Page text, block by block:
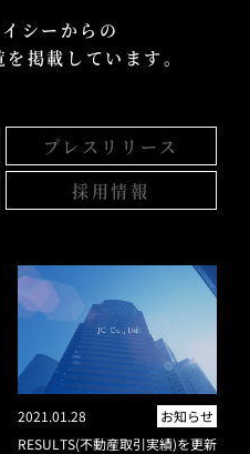
シーからの
掲載しています。
プレスリリース
採用情報
2021.01.28
お知らせ
RESULTS(不動産取引実績)を更新